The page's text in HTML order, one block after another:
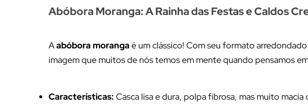
Abóbora Moranga: A Rainha das Festas e Caldos
Aabóbora morangaé um clássico! Com seu formato
imagem que muitos de nós temos em mente quando pensamos
Características: Casca lisa e dura, polpa fibrosa, mas muito